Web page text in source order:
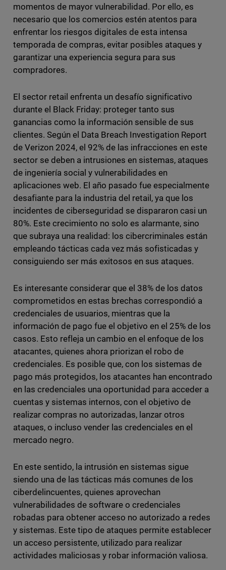
momentos de mayor vulnerabilidad. Por ello, es
necesario que los comercios estén atentos para
enfrentar los riesgos digitales de esta intensa
temporada de compras, evitar posibles ataques y
garantizar una experiencia segura para sus
compradores.
El sector retail enfrenta un desafío significativo
durante el Black Friday: proteger tanto sus
ganancias como la información sensible de sus
clientes. Según el Data Breach Investigation Report
de Verizon 2024, el 92% de las infracciones en este
sector se deben a intrusiones en sistemas, ataques
de ingeniería social y vulnerabilidades en
aplicaciones web. El año pasado fue especialmente
desafiante para la industria del retail, ya que los
incidentes de ciberseguridad se dispararon casi un
80%. Este crecimiento no solo es alarmante, sino
que subraya una realidad: los cibercriminales están
empleando tácticas cada vez más sofisticadas y
consiguiendo ser más exitosos en sus ataques.
Es interesante considerar que el 38% de los datos
comprometidos en estas brechas correspondió a
credenciales de usuarios, mientras que la
información de pago fue el objetivo en el 25% de los
casos. Esto refleja un cambio en el enfoque de los
atacantes, quienes ahora priorizan el robo de
credenciales. Es posible que, con los sistemas de
pago más protegidos, los atacantes han encontrado
en las credenciales una oportunidad para acceder a
cuentas y sistemas internos, con el objetivo de
realizar compras no autorizadas, lanzar otros
ataques, o incluso vender las credenciales en el
mercado negro.
En este sentido, la intrusión en sistemas sigue
siendo una de las tácticas más comunes de los
ciberdelincuentes, quienes aprovechan
vulnerabilidades de software o credenciales
robadas para obtener acceso no autorizado a redes
y sistemas. Este tipo de ataques permite establecer
un acceso persistente, utilizado para realizar
actividades maliciosas y robar información valiosa.